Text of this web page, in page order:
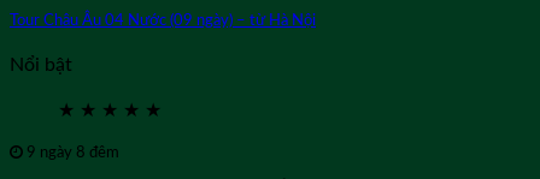
Tour Châu Âu 04 Nước (09 ngày) – từ Hà Nội
Nổi bật
★ ★ ★ ★ ★
9 ngày 8 đêm